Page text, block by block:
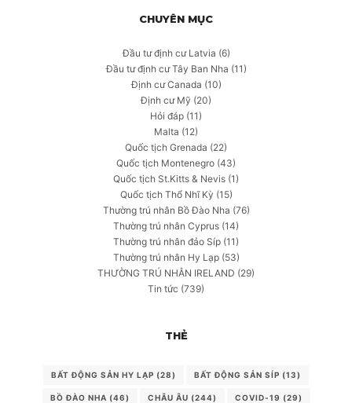
CHUYÊN MỤC
Đầu tư định cư Latvia (6)
Đầu tư định cư Tây Ban Nha (11)
Định cư Canada (10)
Định cư Mỹ (20)
Hỏi đáp (11)
Malta (12)
Quốc tịch Grenada (22)
Quốc tịch Montenegro (43)
Quốc tịch St.Kitts & Nevis (1)
Quốc tịch Thổ Nhĩ Kỳ (15)
Thường trú nhân Bồ Đào Nha (76)
Thường trú nhân Cyprus (14)
Thường trú nhân đảo Síp (11)
Thường trú nhân Hy Lạp(53)
THƯỜNG TRÚ NHÂN IRELAND (29)
Tin tức (739)
THẺ
BẤT ĐỘNG SẢN HY LẠP (28) BẤT ĐỘNG SẢN SÍP (13)
BỒ ĐÀO NHA (46) CHÂU ÂU (244) COVID-19 (29)